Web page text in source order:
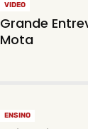
VIDEO
Grande
Mota
ENSINO